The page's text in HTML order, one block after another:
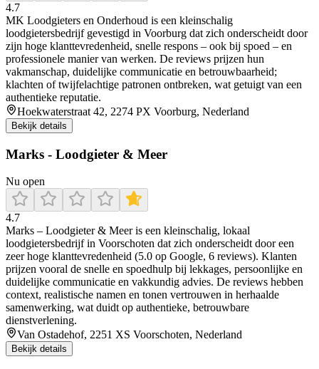
4.7
MK Loodgieters en Onderhoud is een kleinschalig
loodgietersbedrijf gevestigd in Voorburg dat zich onderscheidt door
zijn hoge klanttevredenheid, snelle respons – ook bij spoed – en
professionele manier van werken. De reviews prijzen hun
vakmanschap, duidelijke communicatie en betrouwbaarheid;
klachten of twijfelachtige patronen ontbreken, wat getuigt van een
authentieke reputatie.
Hoekwaterstraat 42, 2274 PX Voorburg, Nederland
Bekijk details
Marks - Loodgieter & Meer
Nu open
4.7
Marks – Loodgieter & Meer is een kleinschalig, lokaal
loodgietersbedrijf in Voorschoten dat zich onderscheidt door een
zeer hoge klanttevredenheid (5.0 op Google, 6 reviews). Klanten
prijzen vooral de snelle en spoedhulp bij lekkages, persoonlijke en
duidelijke communicatie en vakkundig advies. De reviews hebben
context, realistische namen en tonen vertrouwen in herhaalde
samenwerking, wat duidt op authentieke, betrouwbare
dienstverlening.
Van Ostadehof, 2251 XS Voorschoten, Nederland
Bekijk details